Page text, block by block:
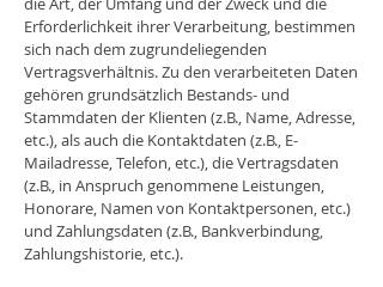
Erforderlichkeit ihrer Verarbeitung, bestimmen
sich nach dem zugrundeliegenden
Vertragsverhältnis. Zu den verarbeiteten Daten
gehören grundsätzlich Bestands- und
Stammdaten der Klienten (z.B., Name, Adresse,
etc.), als auch die Kontaktdaten (z.B., E-
Mailadresse, Telefon, etc.), die Vertragsdaten
(z.B., in Anspruch genommene Leistungen,
Honorare, Namen von Kontaktpersonen, etc.)
und Zahlungsdaten (z.B., Bankverbindung,
Zahlungshistorie, etc.).